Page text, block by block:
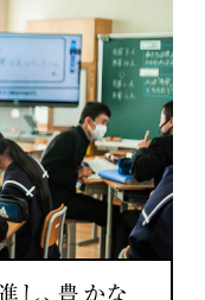
、豊かな